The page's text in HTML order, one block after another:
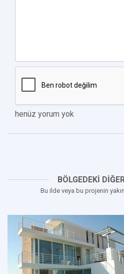
henüz yorum yok
BÖLGEDEKİ
Bu ilde veya bu projenin